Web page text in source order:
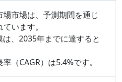
場市場は、予測期間を通じ
います。
、2035年までに達すると
（CAGR）は5.4%です。